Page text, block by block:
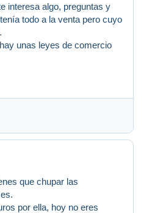
interesa algo, preguntas y
todo a la venta pero cuyo
unas leyes de comercio
que chupar las
por ella, hoy no eres